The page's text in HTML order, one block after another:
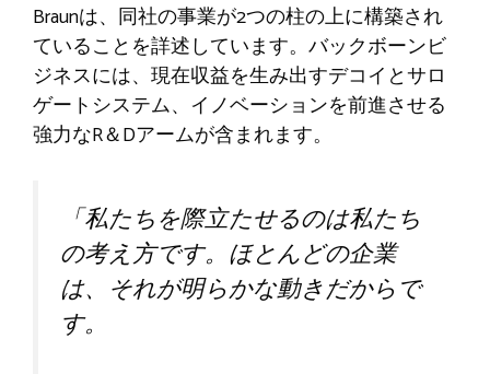
Braunは、同社の事業が2つの柱の上に構築され
ていることを詳述しています。バックボーンビ
ジネスには、現在収益を生み出すデコイとサロ
ゲートシステム、イノベーションを前進させる
強力なR＆Dアームが含まれます。
「私たちを際立たせるのは私たち
の考え方です。ほとんどの企業
は、それが明らかな動きだからで
す。